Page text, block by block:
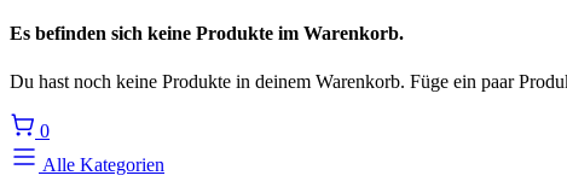
Es befinden sich keine Produkte im Warenkorb.
Du hast noch keine Produkte in deinem Warenkorb. Füge ein paar
0
Alle Kategorien